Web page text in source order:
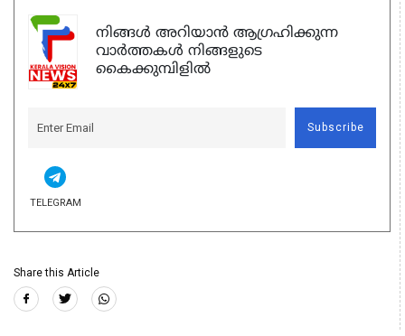
നിങ്ങൾ അറിയാൻ ആഗ്രഹിക്കുന്ന
വാർത്തകൾ നിങ്ങളുടെ
കൈക്കുമ്പിളിൽ
Subscribe
TELEGRAM
Share this Article